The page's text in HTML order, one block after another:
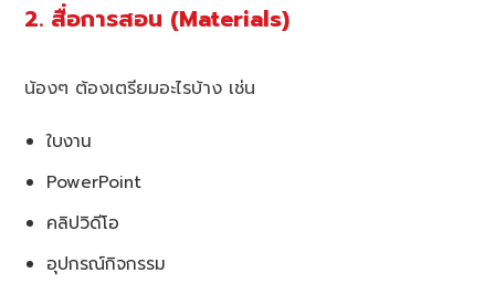
2. สื่อการสอน (Materials)
น้องๆ ต้องเตรียมอะไรบ้าง เช่น
ใบงาน
PowerPoint
คลิปวิดีโอ
อุปกรณ์กิจกรรม